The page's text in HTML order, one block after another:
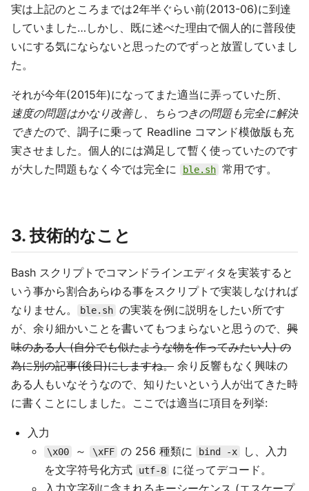
実は上記のところまでは2年半ぐらい前(2013-06)に到達
していました…しかし、既に述べた理由で個人的に普段使
いにする気にならないと思ったのでずっと放置していまし
た。
それが今年(2015年)になってまた適当に弄っていた所、
速度の問題はかなり改善し、ちらつきの問題も完全に解決
できたので、調子に乗って Readline コマンド模倣版も充
実させました。個人的には満足して暫く使っていたのです
が大した問題もなく今では完全に
ble.sh 常用です。
3. 技術的なこと
Bash スクリプトでコマンドラインエディタを実装すると
いう事から割合あらゆる事をスクリプトで実装しなければ
なりません。
ble.sh の実装を例に説明をしたい所です
が、余り細かいことを書いてもつまらないと思うので、 興
味のある人 (自分でも似たような物を作ってみたい人) の
為に別の記事(後日)にしますね。 余り反響もなく興味の
ある人もいなそうなので、知りたいという人が出てきた時
に書くことにしました。ここでは適当に項目を列挙:
入力
\x00 ～ \xFF の 256 種類に bind -x
し、入力
を文字符号化方式
utf-8
に従ってデコード。
入力文字列に含まれるキーシーケンス (エスケープ